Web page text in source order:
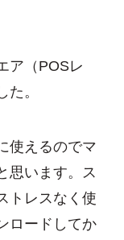
ア（POSレ
。
使えるのでマ
思います。ス
トレスなく使
ロードしてか